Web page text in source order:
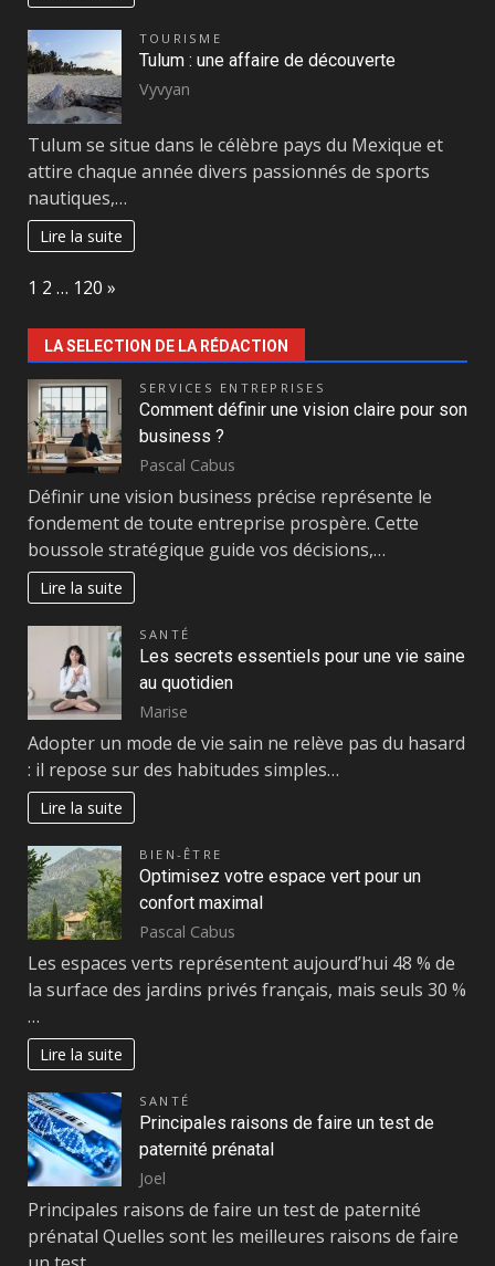
TOURISME
Tulum : une affaire de découverte
Vyvyan
Tulum se situe dans le célèbre pays du Mexique et
attire chaque année divers passionnés de sports
nautiques,…
Lire la suite
Page:
1 2 … 120 Next
»
LA SELECTION DE LA RÉDACTION
SERVICES ENTREPRISES
Comment définir une vision claire pour son
business ?
Pascal Cabus
Définir une vision business précise représente le
fondement de toute entreprise prospère. Cette
boussole stratégique guide vos décisions,…
Lire la suite
SANTÉ
Les secrets essentiels pour une vie saine
au quotidien
Marise
Adopter un mode de vie sain ne relève pas du hasard
: il repose sur des habitudes simples…
Lire la suite
BIEN-ÊTRE
Optimisez votre espace vert pour un
confort maximal
Pascal Cabus
Les espaces verts représentent aujourd’hui 48 % de
la surface des jardins privés français, mais seuls 30 %
…
Lire la suite
SANTÉ
Principales raisons de faire un test de
paternité prénatal
Joel
Principales raisons de faire un test de paternité
prénatal Quelles sont les meilleures raisons de faire